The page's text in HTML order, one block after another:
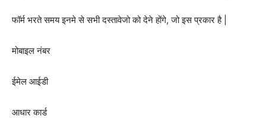
फॉर्म भरते समय इनमे से सभी दस्तावेजो को देने होंगे, जो इस प्रकार है |
मोबाइल नंबर
ईमेल आईडी
आधार कार्ड